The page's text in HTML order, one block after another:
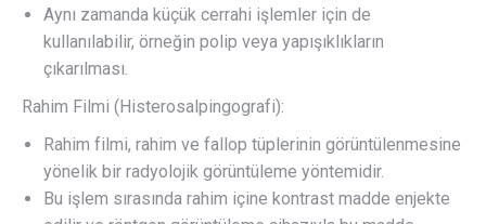
Aynı zamanda küçük cerrahi işlemler için de
kullanılabilir, örneğin polip veya yapışıklıkların
çıkarılması.
Rahim Filmi (Histerosalpingografi):
Rahim filmi, rahim ve fallop tüplerinin görüntülenmesine
yönelik bir radyolojik görüntüleme yöntemidir.
Bu işlem sırasında rahim içine kontrast madde enjekte